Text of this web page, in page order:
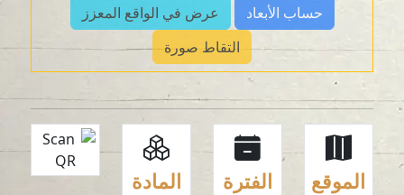
حساب الأبعاد
عرض في الواقع المعزز
التقاط صورة
الموقع
الفترة
المادة